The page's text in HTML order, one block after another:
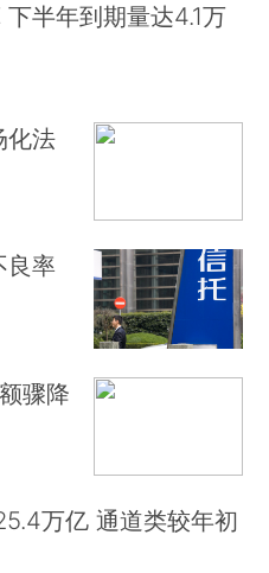
半年到期量达4.1万
化法
良率
骤降
万亿 通道类较年初